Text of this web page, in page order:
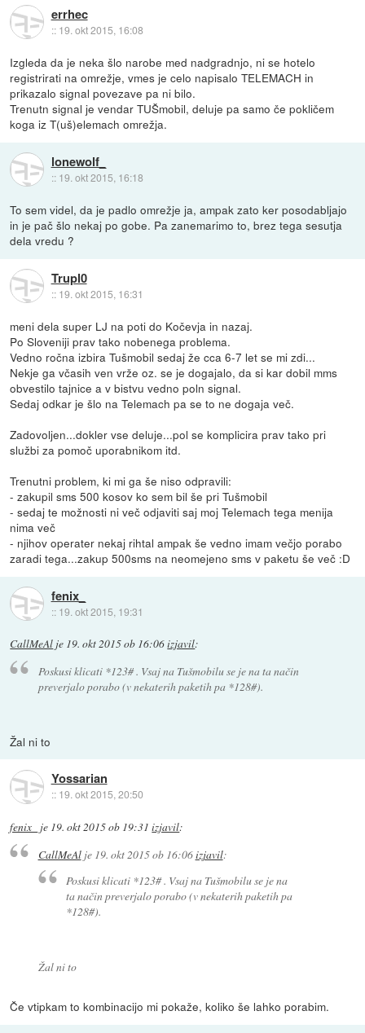
errhec
:: 19. okt 2015, 16:08
Izgleda da je neka šlo narobe med nadgradnjo, ni se hotelo
registrirati na omrežje, vmes je celo napisalo TELEMACH in
prikazalo signal povezave pa ni bilo.
Trenutn signal je vendar TUŠmobil, deluje pa samo če pokličem
koga iz T(uš)elemach omrežja.
lonewolf_
:: 19. okt 2015, 16:18
To sem videl, da je padlo omrežje ja, ampak zato ker posodabljajo
in je pač šlo nekaj po gobe. Pa zanemarimo to, brez tega sesutja
dela vredu ?
Trupl0
:: 19. okt 2015, 16:31
meni dela super LJ na poti do Kočevja in nazaj.
Po Sloveniji prav tako nobenega problema.
Vedno ročna izbira Tušmobil sedaj že cca 6-7 let se mi zdi...
Nekje ga včasih ven vrže oz. se je dogajalo, da si kar dobil mms
obvestilo tajnice a v bistvu vedno poln signal.
Sedaj odkar je šlo na Telemach pa se to ne dogaja več.
Zadovoljen...dokler vse deluje...pol se komplicira prav tako pri
službi za pomoč uporabnikom itd.
Trenutni problem, ki mi ga še niso odpravili:
- zakupil sms 500 kosov ko sem bil še pri Tušmobil
- sedaj te možnosti ni več odjaviti saj moj Telemach tega menija
nima več
- njihov operater nekaj rihtal ampak še vedno imam večjo porabo
zaradi tega...zakup 500sms na neomejeno sms v paketu še več :D
fenix_
:: 19. okt 2015, 19:31
CallMeAl je 19. okt 2015 ob 16:06izjavil:
Poskusi klicati *123# . Vsaj na Tušmobilu se je na ta način
preverjalo porabo (v nekaterih paketih pa *128#).
Žal ni to
Yossarian
:: 19. okt 2015, 20:50
fenix_ je 19. okt 2015 ob 19:31 izjavil:
CallMeAlje 19. okt 2015 ob 16:06izjavil:
Poskusi klicati *123# . Vsaj na Tušmobilu se je na
ta način preverjalo porabo (v nekaterih paketih pa
*128#).
Žal ni to
Če vtipkam to kombinacijo mi pokaže, koliko še lahko porabim.